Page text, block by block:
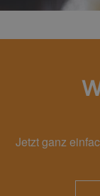
Jetzt ganz